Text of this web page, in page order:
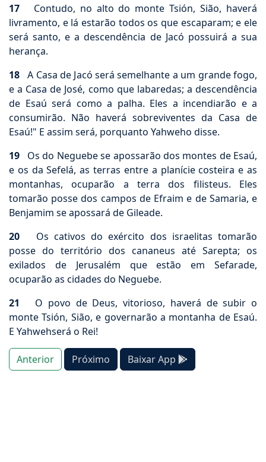
17 Contudo, no alto do monte Tsión, Sião, haverá
livramento, e lá estarão todos os que escaparam; e ele
será santo, e a descendência de Jacó possuirá a sua
herança.
18 A Casa de Jacó será semelhante a um grande fogo,
e a Casa de José, como que labaredas; a descendência
de Esaú será como a palha. Eles a incendiarão e a
consumirão. Não haverá sobreviventes da Casa de
Esaú!" E assim será, porquanto Yahweho disse.
19 Os do Neguebe se apossarão dos montes de Esaú,
e os da Sefelá, as terras entre a planície costeira e as
montanhas, ocuparão a terra dos filisteus. Eles
tomarão posse dos campos de Efraim e de Samaria, e
Benjamim se apossará de Gileade.
20 Os cativos do exército dos israelitas tomarão
posse do território dos cananeus até Sarepta; os
exilados de Jerusalém que estão em Sefarade,
ocuparão as cidades do Neguebe.
21 O povo de Deus, vitorioso, haverá de subir o
monte Tsión, Sião, e governarão a montanha de Esaú.
E Yahwehserá o Rei!
Anterior Próximo Baixar App